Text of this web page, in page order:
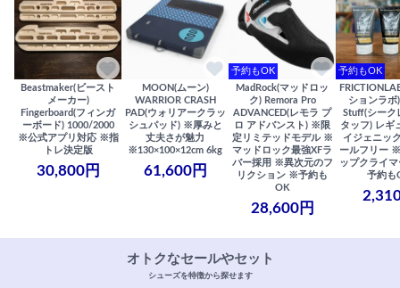
Beastmaker(ビースト
メーカー)
Fingerboard(フィンガ
ーボード) 1000/2000
※公式アプリ対応 ※指
トレ決定版
30,800円
MOON(ムーン)
WARRIOR CRASH
PAD(ウォリアークラッ
シュパッド) ※厚みと
丈夫さが魅力
※130×100×12cm 6kg
61,600円
予約もOK
MadRock(マッドロッ
ク) Remora Pro
ADVANCED(レモラ プ
ロ アドバンスト) ※限
定リミテッドモデル ※
マッドロック最強XFラ
バー採用 ※異次元のフ
リクション ※予約も
OK
28,600円
予約もOK
ションラボ
Stuff(シーク
タッフ) レギ
イジェニッ
ールフリー
ップクライ
予約も
オトクなセールやセット
シューズを特徴から探せます